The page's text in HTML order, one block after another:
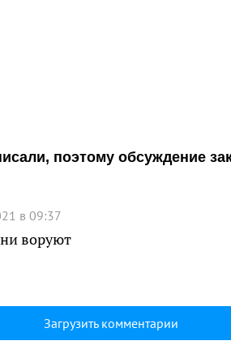
поэтому обсуждение
в 09:37
воруют
Загрузить комментарии